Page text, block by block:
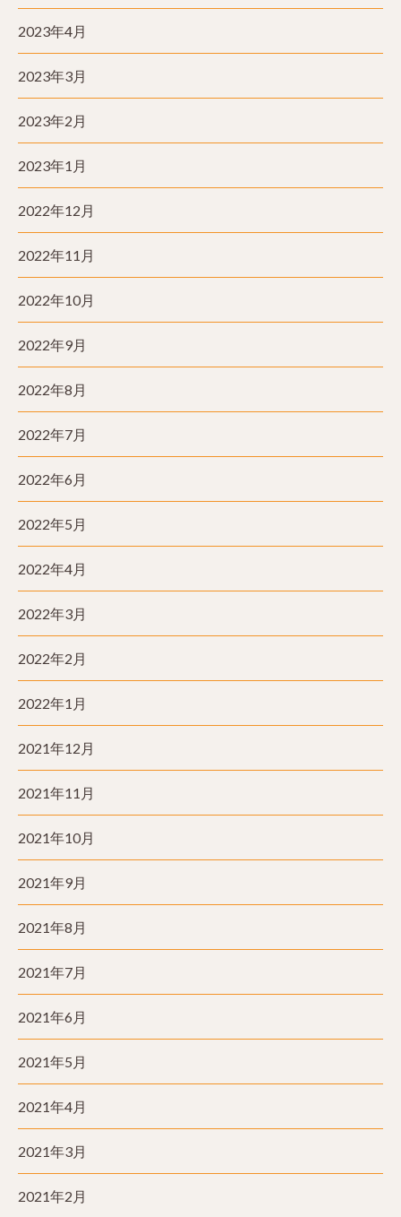
2023年4月
2023年3月
2023年2月
2023年1月
2022年12月
2022年11月
2022年10月
2022年9月
2022年8月
2022年7月
2022年6月
2022年5月
2022年4月
2022年3月
2022年2月
2022年1月
2021年12月
2021年11月
2021年10月
2021年9月
2021年8月
2021年7月
2021年6月
2021年5月
2021年4月
2021年3月
2021年2月